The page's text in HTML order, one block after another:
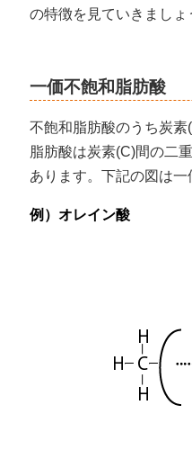
の特徴を見ていきましょ
一価不飽和脂肪酸
不飽和脂肪酸のうち炭素
脂肪酸は炭素(C)間の二
あります。下記の図は一
例）オレイン酸